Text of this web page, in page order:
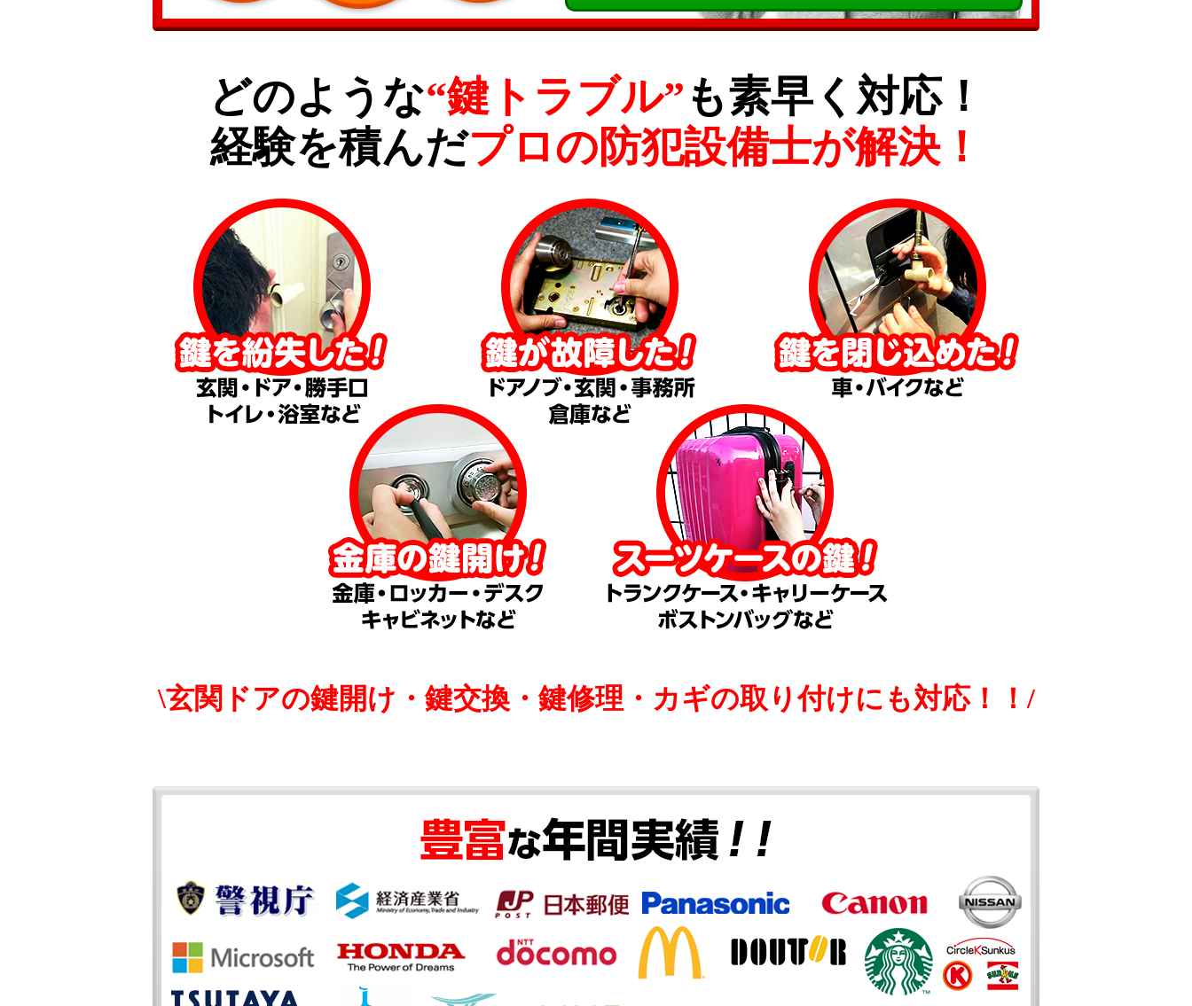
どのような“鍵トラブル” も素早く対応！
経験を積んだプロの防犯設備士が解決！
\玄関ドアの鍵開け・鍵交換・鍵修理・カギの取り付けにも対応！！/